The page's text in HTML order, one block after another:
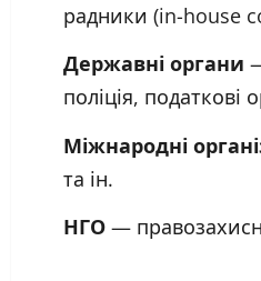
радники (in-house
Державні органи
поліція, податкові
Міжнародні
та ін.
НГО —